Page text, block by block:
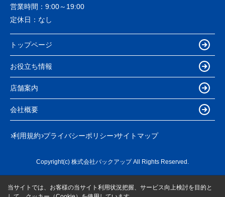
営業時間： 9:00～19:00
定休日： なし
トップページ
お役立ち情報
店舗案内
会社概要
利用規約 プライバシーポリシー サイトマップ
Copyright(c) 株式会社バックアップ All Rights Reserved.
当サイトでは、お客様の当サイト利用状況把握、サービス向上検討を目的と